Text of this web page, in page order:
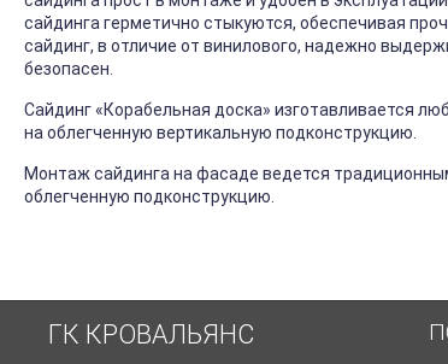
сайдинга герметично стыкуются, обеспечивая
сайдинг, в отличие от винилового, надежно
безопасен.
Сайдинг «Корабельная доска» изготавливается
на облегченную вертикальную подконструкцию.
Монтаж сайдинга на фасаде ведется
облегченную подконструкцию.
ГК КРОВАЛЬЯНС